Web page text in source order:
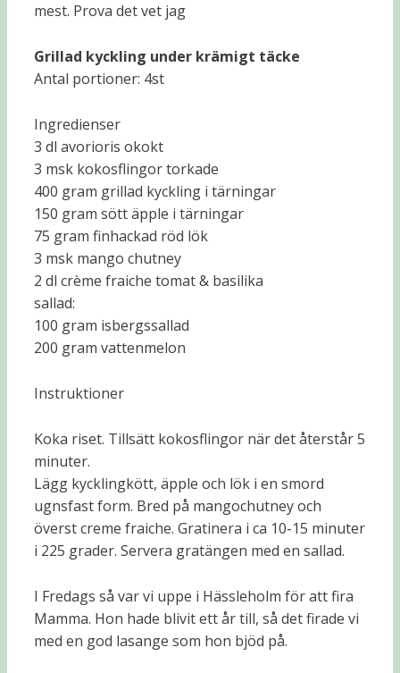
mest. Prova det vet jag
Grillad kyckling under krämigt täcke
Antal portioner: 4st
Ingredienser
3 dl avorioris okokt
3 msk kokosflingor torkade
400 gram grillad kyckling i tärningar
150 gram sött äpple i tärningar
75 gram finhackad röd lök
3 msk mango chutney
2 dl crème fraiche tomat & basilika
sallad:
100 gram isbergssallad
200 gram vattenmelon
Instruktioner
Koka riset. Tillsätt kokosflingor när det återstår 5
minuter.
Lägg kycklingkött, äpple och lök i en smord
ugnsfast form. Bred på mangochutney och
överst creme fraiche. Gratinera i ca 10-15 minuter
i 225 grader. Servera gratängen med en sallad.
I Fredags så var vi uppe i Hässleholm för att fira
Mamma. Hon hade blivit ett år till, så det firade vi
med en god lasange som hon bjöd på.